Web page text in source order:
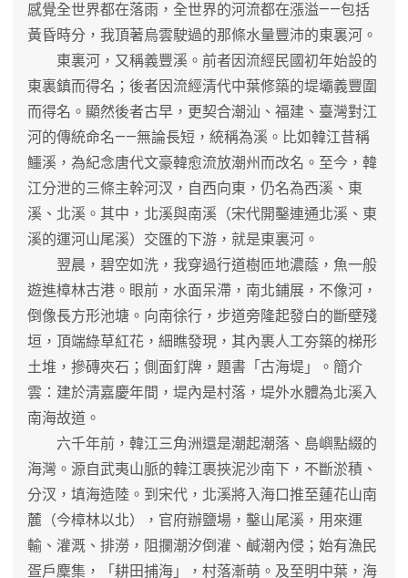
感覺全世界都在落雨，全世界的河流都在漲溢——包括
黃昏時分，我頂著烏雲駛過的那條水量豐沛的東裏河。
東裏河，又稱義豐溪。前者因流經民國初年始設的
東裏鎮而得名；後者因流經清代中葉修築的堤壩義豐圍
而得名。顯然後者古早，更契合潮汕、福建、臺灣對江
河的傳統命名——無論長短，統稱為溪。比如韓江昔稱
鱷溪，為紀念唐代文豪韓愈流放潮州而改名。至今，韓
江分泄的三條主幹河汊，自西向東，仍名為西溪、東
溪、北溪。其中，北溪與南溪（宋代開鑿連通北溪、東
溪的運河山尾溪）交匯的下游，就是東裏河。
翌晨，碧空如洗，我穿過行道樹匝地濃蔭，魚一般
遊進樟林古港。眼前，水面呆滯，南北鋪展，不像河，
倒像長方形池塘。向南徐行，步道旁隆起發白的斷壁殘
垣，頂端綠草紅花，細瞧發現，其內裹人工夯築的梯形
土堆，摻磚夾石；側面釘牌，題書「古海堤」。簡介
雲：建於清嘉慶年間，堤內是村落，堤外水體為北溪入
南海故道。
六千年前，韓江三角洲還是潮起潮落、島嶼點綴的
海灣。源自武夷山脈的韓江裹挾泥沙南下，不斷淤積、
分汊，填海造陸。到宋代，北溪將入海口推至蓮花山南
麓（今樟林以北），官府辦鹽場，鑿山尾溪，用來運
輸、灌溉、排澇，阻攔潮汐倒灌、鹹潮內侵；始有漁民
疍戶麇集，「耕田捕海」，村落漸萌。及至明中葉，海